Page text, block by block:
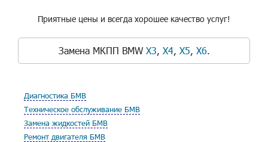
Приятные цены и всегда хорошее качество услуг!
Замена МКПП BMWX3, X4, X5, X6.
Диагностика БМВ
Техническое обслуживание БМВ
Замена жидкостей БМВ
Ремонт двигателя БМВ